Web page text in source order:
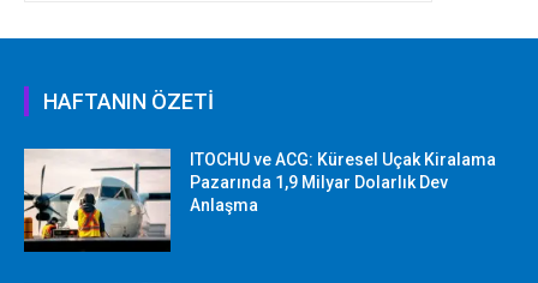
HAFTANIN ÖZETİ
ITOCHU ve ACG: Küresel Uçak Kiralama
Pazarında 1,9 Milyar Dolarlık Dev
Anlaşma